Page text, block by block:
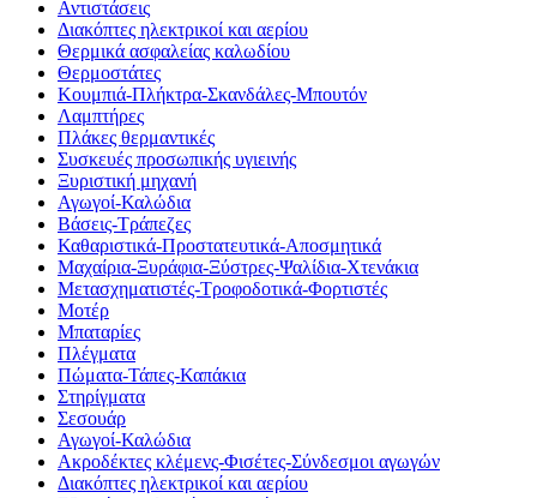
Αντιστάσεις
Διακόπτες ηλεκτρικοί και αερίου
Θερμικά ασφαλείας καλωδίου
Θερμοστάτες
Κουμπιά-Πλήκτρα-Σκανδάλες-Μπουτόν
Λαμπτήρες
Πλάκες θερμαντικές
Συσκευές προσωπικής υγιεινής
Ξυριστική μηχανή
Αγωγοί-Καλώδια
Βάσεις-Τράπεζες
Καθαριστικά-Προστατευτικά-Αποσμητικά
Μαχαίρια-Ξυράφια-Ξύστρες-Ψαλίδια-Χτενάκια
Μετασχηματιστές-Τροφοδοτικά-Φορτιστές
Μοτέρ
Μπαταρίες
Πλέγματα
Πώματα-Τάπες-Καπάκια
Στηρίγματα
Σεσουάρ
Αγωγοί-Καλώδια
Ακροδέκτες κλέμενς-Φισέτες-Σύνδεσμοι αγωγών
Διακόπτες ηλεκτρικοί και αερίου